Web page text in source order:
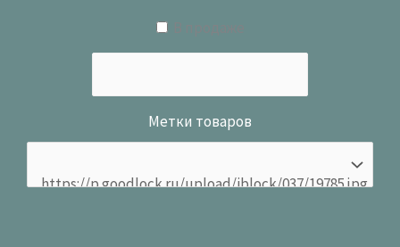
Метки товаров